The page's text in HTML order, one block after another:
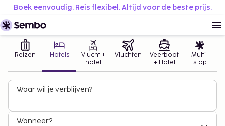
Boek eenvoudig. Reis flexibel. Altijd voor de beste prijs.
Reizen Hotels
Vlucht +
hotel
Vluchten
Veerboot
+ Hotel
Multi-
stop
Waar wil je verblijven?
Wanneer?